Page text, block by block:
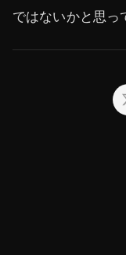
ではないかと思っ